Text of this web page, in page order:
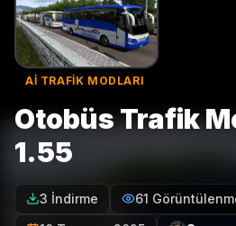
Aİ TRAFIK MODLARI
Otobüs Trafik
1.55
3 İndirme
61